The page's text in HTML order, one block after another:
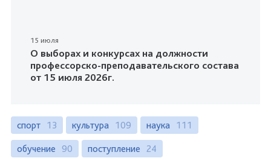
15 июля
О выборах и конкурсах на должности
профессорско-преподавательского состава
от 15 июля 2026г.
спорт 13 культура 109 наука 111
обучение 90 поступление 24